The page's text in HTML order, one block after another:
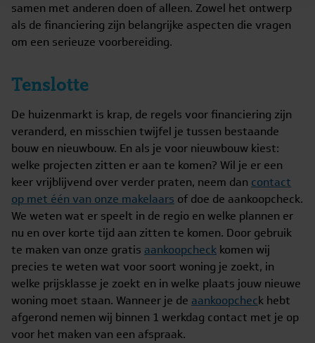
samen met anderen doen of alleen. Zowel het ontwerp
als de financiering zijn belangrijke aspecten die vragen
om een serieuze voorbereiding.
Tenslotte
De huizenmarkt is krap, de regels voor financiering zijn
veranderd, en misschien twijfel je tussen bestaande
bouw en nieuwbouw. En als je voor nieuwbouw kiest:
welke projecten zitten er aan te komen? Wil je er een
keer vrijblijvend over verder praten, neem dan contact
op met één van onze makelaars of doe de aankoopcheck.
We weten wat er speelt in de regio en welke plannen er
nu en over korte tijd aan zitten te komen. Door gebruik
te maken van onze gratis aankoopcheck komen wij
precies te weten wat voor soort woning je zoekt, in
welke prijsklasse je zoekt en in welke plaats jouw nieuwe
woning moet staan. Wanneer je de aankoopcheck hebt
afgerond nemen wij binnen 1 werkdag contact met je op
voor het maken van een afspraak.